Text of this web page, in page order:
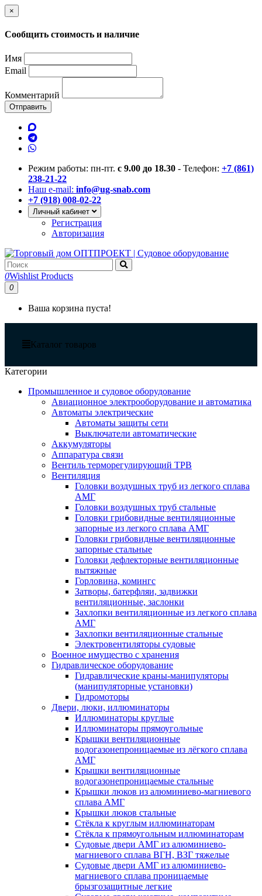
×
Сообщить стоимость и наличие
Имя
Email
Комментарий
Отправить
Режим работы: пн-пт. с 9.00 до 18.30 - Телефон: +7 (861)
238-21-22
Наш e-mail: info@ug-snab.com
+7 (918) 008-02-22
Личный кабинет
Регистрация
Авторизация
0Wishlist Products
0
Ваша корзина пуста!
Каталог товаров
Категории
Промышленное и судовое оборудование
Авиационное электрооборудование и автоматика
Автоматы электрические
Автоматы защиты сети
Выключатели автоматические
Аккумуляторы
Аппаратура связи
Вентиль терморегулирующий ТРВ
Вентиляция
Головки воздушных труб из легкого сплава
АМГ
Головки воздушных труб стальные
Головки грибовидные вентиляционные
запорные из легкого сплава АМГ
Головки грибовидные вентиляционные
запорные стальные
Головки дефлекторные вентиляционные
вытяжные
Горловина, комингс
Затворы, батерфляи, задвижки
вентиляционные, заслонки
Захлопки вентиляционные из легкого сплава
АМГ
Захлопки вентиляционные стальные
Электровентиляторы судовые
Военное имущество с хранения
Гидравлическое оборудование
Гидравлические краны-манипуляторы
(манипуляторные установки)
Гидромоторы
Двери, люки, иллюминаторы
Иллюминаторы круглые
Иллюминаторы прямоугольные
Крышки вентиляционные
водогазонепроницаемые из лёгкого сплава
АМГ
Крышки вентиляционные
водогазонепроницаемые стальные
Крышки люков из алюминиево-магниевого
сплава АМГ
Крышки люков стальные
Стёкла к круглым иллюминаторам
Стёкла к прямоугольным иллюминаторам
Судовые двери АМГ из алюминиево-
магниевого сплава ВГН, ВЗГ тяжелые
Судовые двери АМГ из алюминиево-
магниевого сплава проницаемые
брызгозащитные легкие